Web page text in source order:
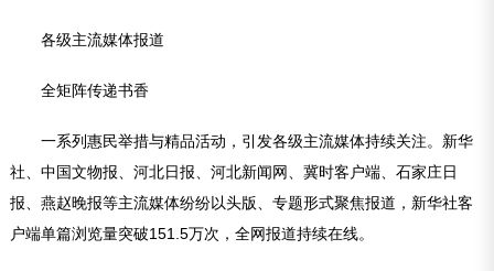
各级主流媒体报道
全矩阵传递书香
一系列惠民举措与精品活动，引发各级主流媒体持续关注。新华
社、中国文物报、河北日报、河北新闻网、冀时客户端、石家庄日
报、燕赵晚报等主流媒体纷纷以头版、专题形式聚焦报道，新华社客
户端单篇浏览量突破151.5万次，全网报道持续在线。